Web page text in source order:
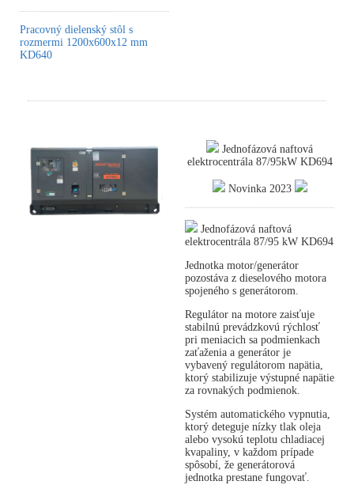
Pracovný dielenský stôl s
rozmermi 1200x600x12 mm
KD640
Jednofázová naftová
elektrocentrála 87/95kW KD694
Novinka 2023
Jednofázová naftová
elektrocentrála 87/95 kW KD694
Jednotka motor/generátor
pozostáva z dieselového motora
spojeného s generátorom.
Regulátor na motore zaisťuje
stabilnú prevádzkovú rýchlosť
pri meniacich sa podmienkach
zaťaženia a generátor je
vybavený regulátorom napätia,
ktorý stabilizuje výstupné napätie
za rovnakých podmienok.
Systém automatického vypnutia,
ktorý deteguje nízky tlak oleja
alebo vysokú teplotu chladiacej
kvapaliny, v každom prípade
spôsobí, že generátorová
jednotka prestane fungovať.